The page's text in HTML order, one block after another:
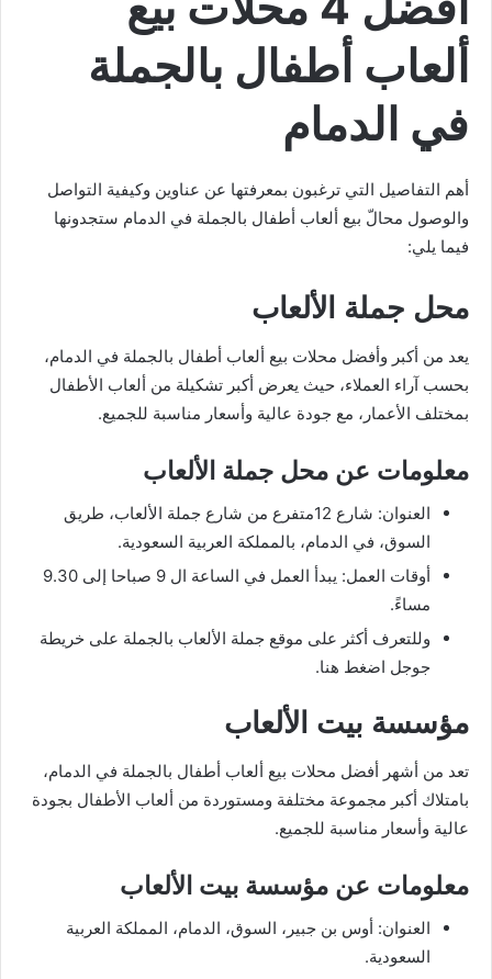
ألعاب أطفال بالجملة
في الدمام
أهم التفاصيل التي ترغبون بمعرفتها عن عناوين وكيفية التواصل
والوصول محالّ بيع ألعاب أطفال بالجملة في الدمام ستجدونها
فيما يلي:
محل جملة الألعاب
يعد من أكبر وأفضل محلات بيع ألعاب أطفال بالجملة في الدمام،
بحسب آراء العملاء، حيث يعرض أكبر تشكيلة من ألعاب الأطفال
بمختلف الأعمار، مع جودة عالية وأسعار مناسبة للجميع.
معلومات عن محل جملة الألعاب
العنوان: شارع 12متفرع من شارع جملة الألعاب، طريق
السوق، في الدمام، بالمملكة العربية السعودية.
أوقات العمل: يبدأ العمل في الساعة ال 9 صباحا إلى 9.30
مساءً.
وللتعرف أكثر على موقع جملة الألعاب بالجملة على خريطة
جوجل اضغط هنا.
مؤسسة بيت الألعاب
تعد من أشهر أفضل محلات بيع ألعاب أطفال بالجملة في الدمام،
بامتلاك أكبر مجموعة مختلفة ومستوردة من ألعاب الأطفال بجودة
عالية وأسعار مناسبة للجميع.
معلومات عن مؤسسة بيت الألعاب
العنوان: أوس بن جبير، السوق، الدمام، المملكة العربية
السعودية.